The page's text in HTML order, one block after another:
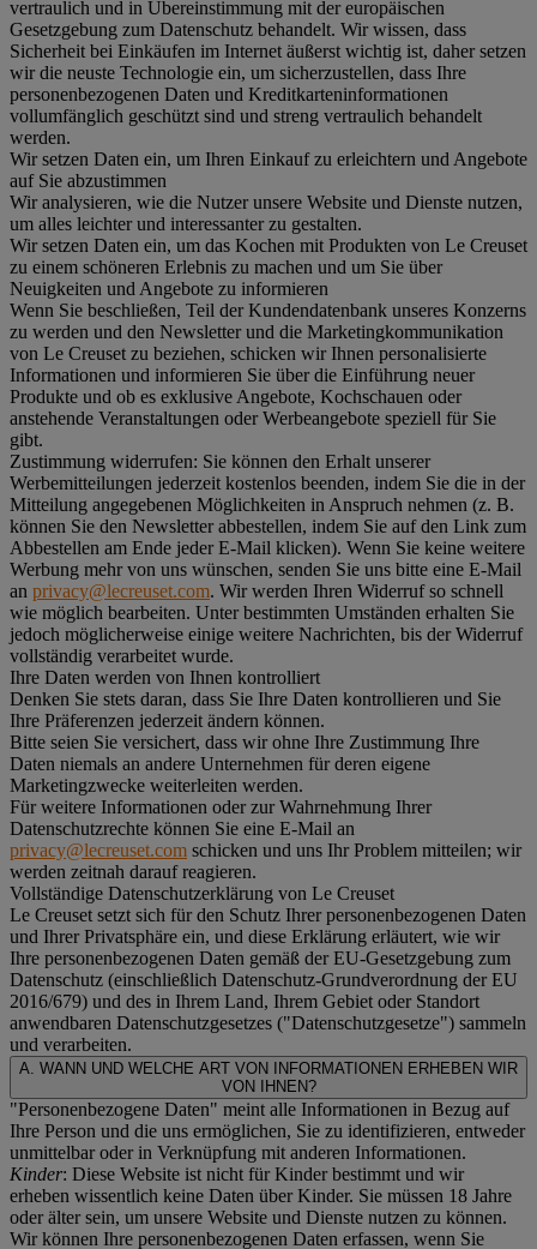
vertraulich und in Übereinstimmung mit der europäischen
Gesetzgebung zum Datenschutz behandelt. Wir wissen, dass
Sicherheit bei Einkäufen im Internet äußerst wichtig ist, daher setzen
wir die neuste Technologie ein, um sicherzustellen, dass Ihre
personenbezogenen Daten und Kreditkarteninformationen
vollumfänglich geschützt sind und streng vertraulich behandelt
werden.
Wir setzen Daten ein, um Ihren Einkauf zu erleichtern und Angebote
auf Sie abzustimmen
Wir analysieren, wie die Nutzer unsere Website und Dienste nutzen,
um alles leichter und interessanter zu gestalten.
Wir setzen Daten ein, um das Kochen mit Produkten von Le Creuset
zu einem schöneren Erlebnis zu machen und um Sie über
Neuigkeiten und Angebote zu informieren
Wenn Sie beschließen, Teil der Kundendatenbank unseres Konzerns
zu werden und den Newsletter und die Marketingkommunikation
von Le Creuset zu beziehen, schicken wir Ihnen personalisierte
Informationen und informieren Sie über die Einführung neuer
Produkte und ob es exklusive Angebote, Kochschauen oder
anstehende Veranstaltungen oder Werbeangebote speziell für Sie
gibt.
Zustimmung widerrufen: Sie können den Erhalt unserer
Werbemitteilungen jederzeit kostenlos beenden, indem Sie die in der
Mitteilung angegebenen Möglichkeiten in Anspruch nehmen (z. B.
können Sie den Newsletter abbestellen, indem Sie auf den Link zum
Abbestellen am Ende jeder E-Mail klicken). Wenn Sie keine weitere
Werbung mehr von uns wünschen, senden Sie uns bitte eine E-Mail
an privacy@lecreuset.com. Wir werden Ihren Widerruf so schnell
wie möglich bearbeiten. Unter bestimmten Umständen erhalten Sie
jedoch möglicherweise einige weitere Nachrichten, bis der Widerruf
vollständig verarbeitet wurde.
Ihre Daten werden von Ihnen kontrolliert
Denken Sie stets daran, dass Sie Ihre Daten kontrollieren und Sie
Ihre Präferenzen jederzeit ändern können.
Bitte seien Sie versichert, dass wir ohne Ihre Zustimmung Ihre
Daten niemals an andere Unternehmen für deren eigene
Marketingzwecke weiterleiten werden.
Für weitere Informationen oder zur Wahrnehmung Ihrer
Datenschutzrechte können Sie eine E-Mail an
privacy@lecreuset.com schicken und uns Ihr Problem mitteilen; wir
werden zeitnah darauf reagieren.
Vollständige Datenschutzerklärung von Le Creuset
Le Creuset setzt sich für den Schutz Ihrer personenbezogenen Daten
und Ihrer Privatsphäre ein, und diese Erklärung erläutert, wie wir
Ihre personenbezogenen Daten gemäß der EU-Gesetzgebung zum
Datenschutz (einschließlich Datenschutz-Grundverordnung der EU
2016/679) und des in Ihrem Land, Ihrem Gebiet oder Standort
anwendbaren Datenschutzgesetzes ("Datenschutzgesetze") sammeln
und verarbeiten.
A. WANN UND WELCHE ART VON INFORMATIONEN ERHEBEN WIR
VON IHNEN?
"Personenbezogene Daten" meint alle Informationen in Bezug auf
Ihre Person und die uns ermöglichen, Sie zu identifizieren, entweder
unmittelbar oder in Verknüpfung mit anderen Informationen.
Kinder: Diese Website ist nicht für Kinder bestimmt und wir
erheben wissentlich keine Daten über Kinder. Sie müssen 18 Jahre
oder älter sein, um unsere Website und Dienste nutzen zu können.
Wir können Ihre personenbezogenen Daten erfassen, wenn Sie